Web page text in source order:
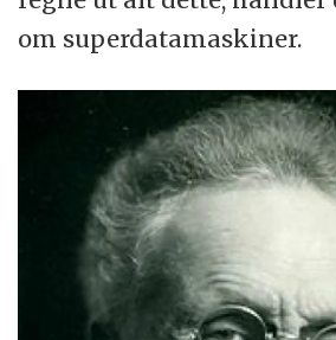
om superdatamaskiner.